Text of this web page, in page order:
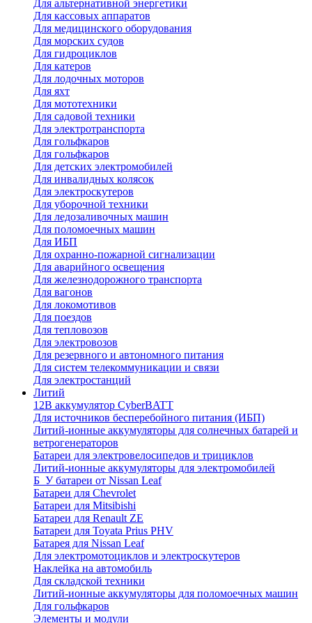
Для альтернативной энергетики
Для кассовых аппаратов
Для медицинского оборудования
Для морских судов
Для гидроциклов
Для катеров
Для лодочных моторов
Для яхт
Для мототехники
Для садовой техники
Для электротранспорта
Для гольфкаров
Для гольфкаров
Для детских электромобилей
Для инвалидных колясок
Для электроскутеров
Для уборочной техники
Для ледозаливочных машин
Для поломоечных машин
Для ИБП
Для охранно-пожарной сигнализации
Для аварийного освещения
Для железнодорожного транспорта
Для вагонов
Для локомотивов
Для поездов
Для тепловозов
Для электровозов
Для резервного и автономного питания
Для систем телекоммуникации и связи
Для электростанций
Литий
12В аккумулятор CyberBATT
Для источников бесперебойного питания (ИБП)
Литий-ионные аккумуляторы для солнечных батарей и
ветрогенераторов
Батареи для электровелосипедов и трициклов
Литий-ионные аккумуляторы для электромобилей
Б_У батареи от Nissan Leaf
Батареи для Chevrolet
Батареи для Mitsibishi
Батареи для Renault ZE
Батареи для Toyata Prius PHV
Батарея для Nissan Leaf
Для электромотоциклов и электроскутеров
Наклейка на автомобиль
Для складской техники
Литий-ионные аккумуляторы для поломоечных машин
Для гольфкаров
Элементы и модули